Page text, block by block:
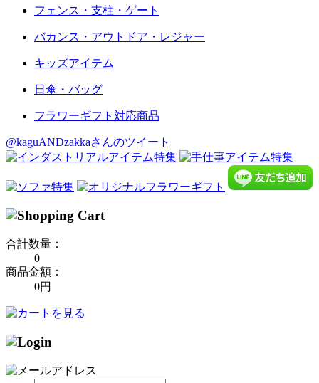
フェンス・支柱・ゲート
バカンス・アウトドア・レジャー
キッズアイテム
日傘・バッグ
フラワーギフト対応商品
@kaguANDzakkaさんのツイート
合計数量：
0
商品金額：
0円